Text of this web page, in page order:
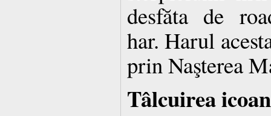
desfăta de
har. Harul
prin Naşterea
Tâlcuirea